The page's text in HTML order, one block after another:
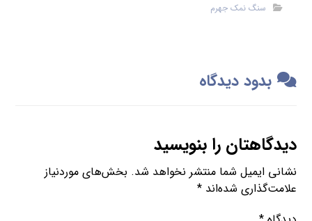
سنگ نمک جهرم
بدود دیدگاه
دیدگاهتان را بنویسید
نشانی ایمیل شما منتشر نخواهد شد. بخش‌های موردنیاز
علامت‌گذاری شده‌اند*